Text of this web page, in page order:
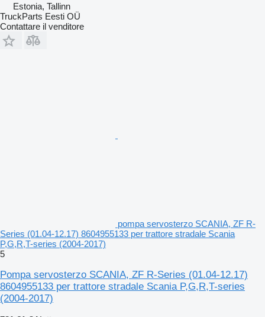
Estonia, Tallinn
TruckParts Eesti OÜ
Contattare il venditore
pompa servosterzo SCANIA, ZF R-
Series (01.04-12.17) 8604955133 per trattore stradale Scania
P,G,R,T-series (2004-2017)
5
Pompa servosterzo SCANIA, ZF R-Series (01.04-12.17)
8604955133 per trattore stradale Scania P,G,R,T-series
(2004-2017)